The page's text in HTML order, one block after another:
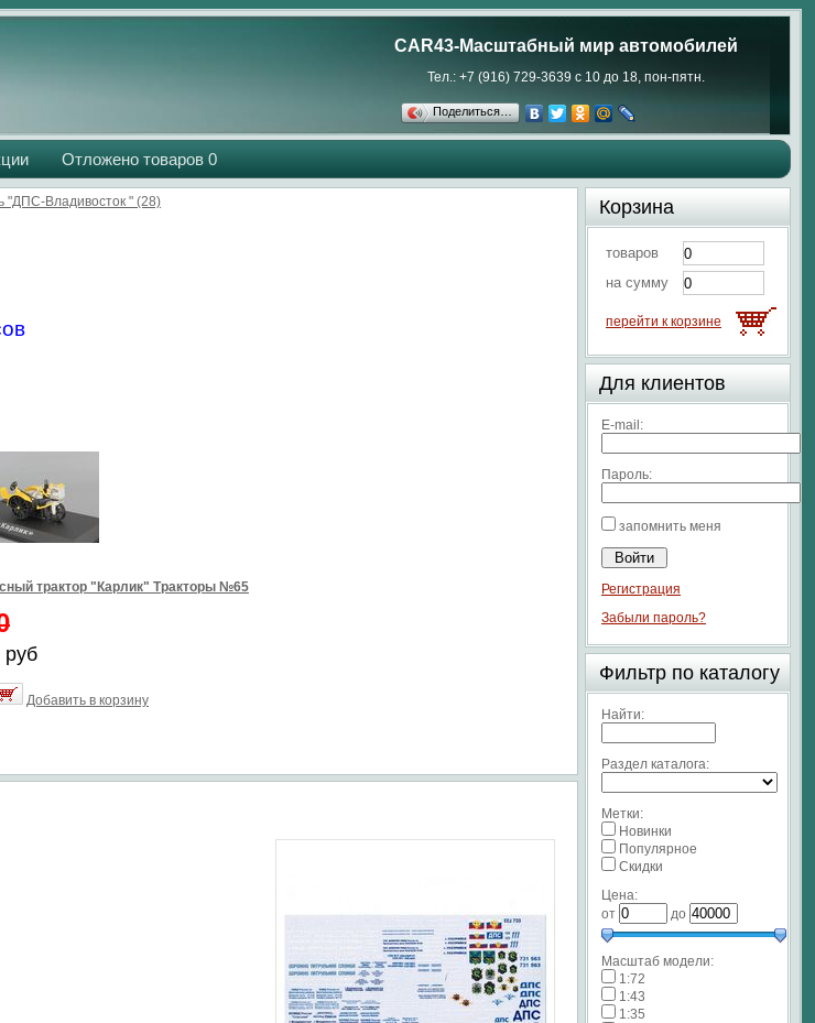
CAR43-Масштабный мир автомобилей
Тел.: +7 (916) 729-3639 с 10 до 18, пон-пятн.
Поделиться…
Отложено товаров 0
"ДПС-Владивосток " (28)
трактор "Карлик" Тракторы №65
руб
Добавить в корзину
Корзина
товаров
на сумму
перейти к корзине
Для клиентов
E-mail:
Пароль:
запомнить меня
Регистрация
Забыли пароль?
Фильтр по каталогу
Найти:
Раздел каталога:
Метки:
Новинки
Популярное
Скидки
Цена:
от
до
Масштаб модели:
1:72
1:43
1:35